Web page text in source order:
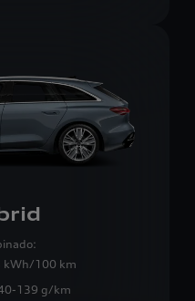
kWh/100 km
139 g/km